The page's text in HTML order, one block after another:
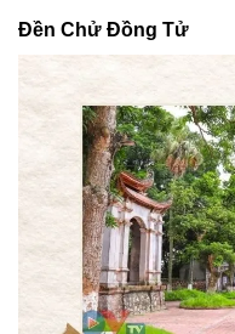
Đền Chử Đồng Tử